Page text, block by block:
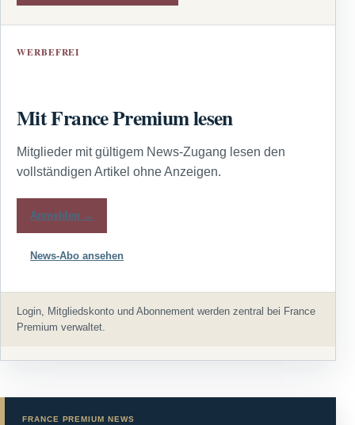
WERBEFREI
Mit France Premium lesen
Mitglieder mit gültigem News-Zugang lesen den
vollständigen Artikel ohne Anzeigen.
Anmelden →
News-Abo ansehen
Login, Mitgliedskonto und Abonnement werden zentral bei France
Premium verwaltet.
FRANCE PREMIUM NEWS